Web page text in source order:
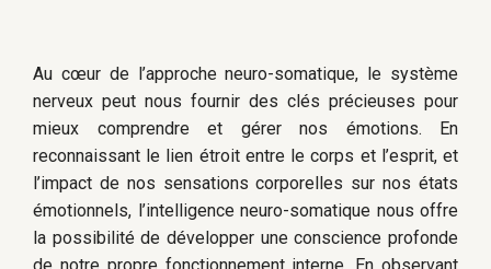
Au cœur de l’approche neuro-somatique, le système
nerveux peut nous fournir des clés précieuses pour
mieux comprendre et gérer nos émotions. En
reconnaissant le lien étroit entre le corps et l’esprit, et
l’impact de nos sensations corporelles sur nos états
émotionnels, l’intelligence neuro-somatique nous offre
la possibilité de développer une conscience profonde